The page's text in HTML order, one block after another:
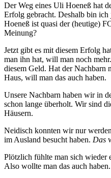
Der Weg eines Uli Hoeneß hat
Erfolg gebracht. Deshalb bin
Hoeneß ist quasi der (heutige)
Meinung?
Jetzt gibt es mit diesem Erfolg
man ihn hat, will man noch
diesem Geld. Hat der Nachbarn
Haus, will man das auch haben.
Unsere Nachbarn haben wir in
schon lange überholt. Wir sind
Häusern.
Neidisch konnten wir nur
im Ausland besucht haben. Das
Plötzlich fühlte man sich wieder
Also wollte man das auch haben.